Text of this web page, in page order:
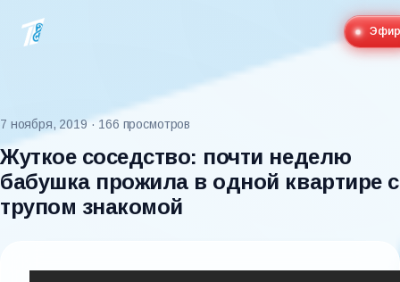
Эфир
7 ноября, 2019 · 166 просмотров
Жуткое соседство: почти неделю
бабушка прожила в одной квартире с
трупом знакомой